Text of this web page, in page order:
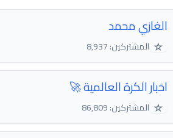
الغازي محمد
☆ المشتركين: 8,937
اخبار الكرة العالمية 🚀
☆ المشتركين: 86,809